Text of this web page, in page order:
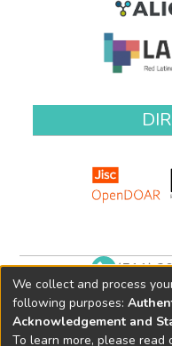
(511)
We collect and process
following purposes:
Acknowledgement and
To learn more, please read